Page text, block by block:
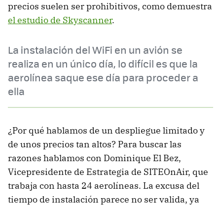
precios suelen ser prohibitivos, como demuestra
el estudio de Skyscanner.
La instalación del WiFi en un avión se
realiza en un único día, lo difícil es que la
aerolínea saque ese día para proceder a
ella
¿Por qué hablamos de un despliegue limitado y
de unos precios tan altos? Para buscar las
razones hablamos con Dominique El Bez,
Vicepresidente de Estrategia de SITEOnAir, que
trabaja con hasta 24 aerolíneas. La excusa del
tiempo de instalación parece no ser valida, ya